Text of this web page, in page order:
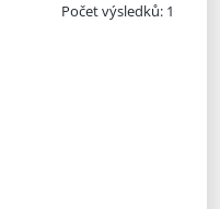
Počet výsledků: 1